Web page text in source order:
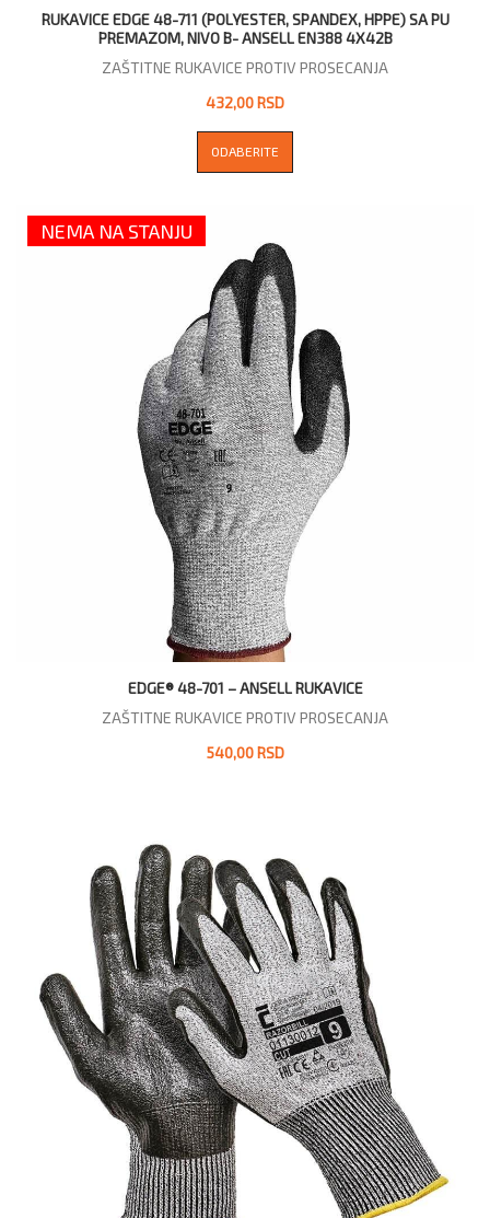
RUKAVICE EDGE 48-711 (POLYESTER, SPANDEX, HPPE) SA PU
PREMAZOM, NIVO B- АNSELL EN388 4X42B
ZAŠTITNE RUKAVICE PROTIV PROSECANJA
432,00 RSD
ODABERITE
NEMA NA STANJU
EDGE® 48-701 – ANSELL RUKAVICE
ZAŠTITNE RUKAVICE PROTIV PROSECANJA
540,00 RSD